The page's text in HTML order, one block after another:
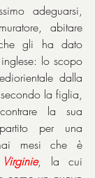
adeguarsi,
abitare
gli ha dato
lo scopo
dalla
la figlia,
la sua
per una
mesi che è
Virginie, la cui